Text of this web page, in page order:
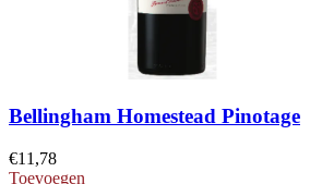
Bellingham Homestead Pinotage
€11,78
Toevoegen